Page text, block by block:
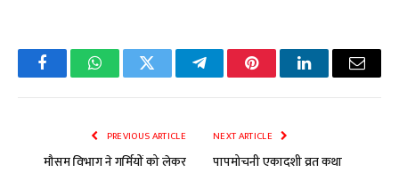
FacebookWhatsAppTwitter TelegramPinterestLinkedInEmail
PREVIOUS ARTICLE
मौसम विभाग ने गर्मियों को लेकर
NEXT ARTICLE
पापमोचनी एकादशी व्रत कथा